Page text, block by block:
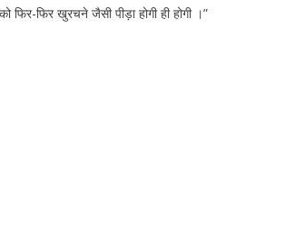
फिर खुरचने जैसी पीड़ा होगी ही होगी ।”